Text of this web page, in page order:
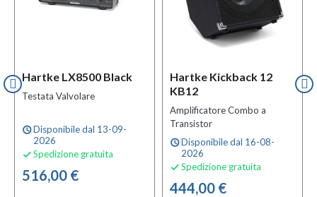
Hartke LX8500 Black
Testata Valvolare
scheduleDisponibile dal 13-09-
2026
 Spedizione gratuita
516,00 €
Hartke Kickback 12
KB12
Amplificatore Combo a
Transistor
scheduleDisponibile dal 16-08-
2026
 Spedizione gratuita
444,00 €